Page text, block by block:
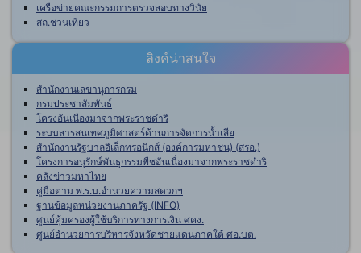
เครือข่ายคณะกรรมการตรวจสอบทางวินัย
สถ.ชวนเที่ยว
ลิงค์น่าสนใจ
สำนักงานเลขานุการกรม
กรมประชาสัมพันธ์
โครงอันเนื่องมาจากพระราชดำริ
ระบบสารสนเทศภูมิศาสตร์ด้านการจัดการน้ำเสีย
สำนักงานรัฐบาลอิเล็กทรอนิกส์ (องค์การมหาชน) (สรอ.)
โครงการอนุรักษ์พันธุกรรมพืชอันเนื่องมาจากพระราชดำริ
คลังข่าวมหาไทย
คู่มือตาม พ.ร.บ.อำนวยความสดวกฯ
ฐานข้อมูลหน่วยงานภาครัฐ (INFO)
ศูนย์คุ้มครองผู้ใช้บริการทางการเงิน ศคง.
ศูนย์อำนวยการบริหารจังหวัดชายแดนภาคใต้ ศอ.บต.